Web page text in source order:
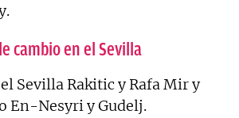
cambio en el Sevilla
Sevilla Rakitic y Rafa Mir y
En-Nesyri y Gudelj.